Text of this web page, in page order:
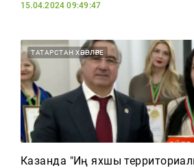
15.04.2024 09:49:47
ТАТАРСТАН ХӘБӘРЛӘРЕ
Казанда "Иң яхшы